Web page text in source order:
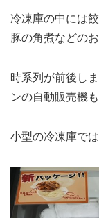
冷凍庫の中には
豚の角煮などの
時系列が前後し
ンの自動販売機も
小型の冷凍庫で